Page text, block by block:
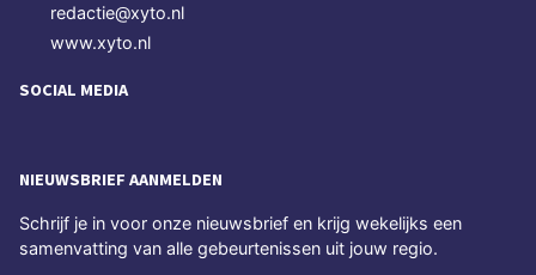
redactie@xyto.nl
www.xyto.nl
SOCIAL MEDIA
NIEUWSBRIEF AANMELDEN
Schrijf je in voor onze nieuwsbrief en krijg wekelijks een
samenvatting van alle gebeurtenissen uit jouw regio.